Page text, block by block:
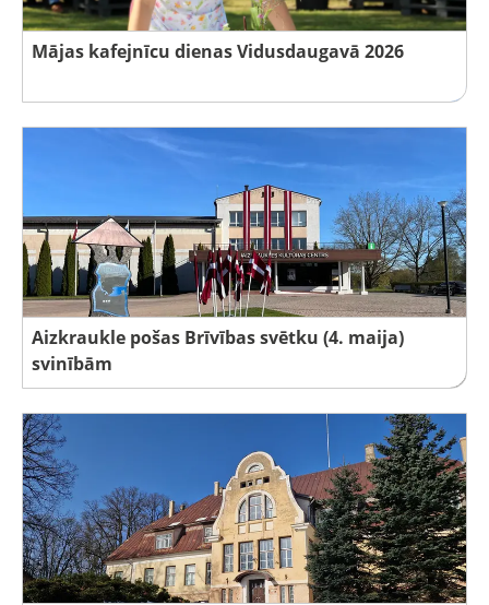
Mājas kafejnīcu dienas Vidusdaugavā 2026
Aizkraukle pošas Brīvības svētku (4. maija)
svinībām